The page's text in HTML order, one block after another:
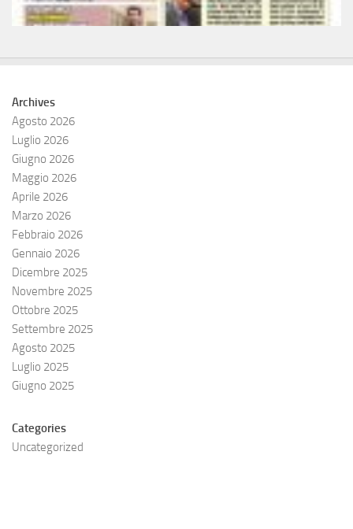
Archives
Agosto 2026
Luglio 2026
Giugno 2026
Maggio 2026
Aprile 2026
Marzo 2026
Febbraio 2026
Gennaio 2026
Dicembre 2025
Novembre 2025
Ottobre 2025
Settembre 2025
Agosto 2025
Luglio 2025
Giugno 2025
Categories
Uncategorized